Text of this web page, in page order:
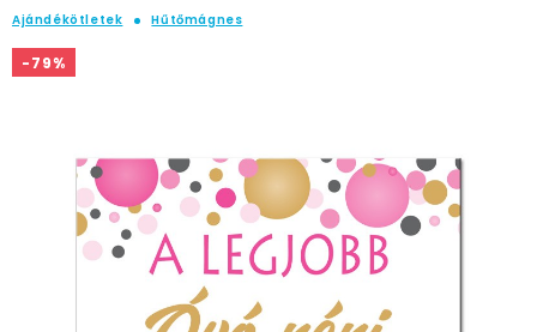
Ajándékötletek Hűtőmágnes
-79%